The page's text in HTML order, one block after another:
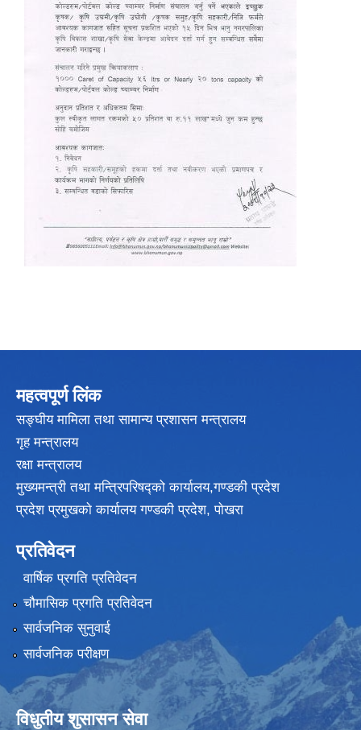
महत्वपूर्ण लिंक
सङ्घीय मामिला तथा सामान्य प्रशासन मन्त्रालय
गृह मन्त्रालय
रक्षा मन्त्रालय
मुख्यमन्त्री तथा मन्त्रिपरिषद्को कार्यालय,गण्डकी प्रदेश
प्रदेश प्रमुखकाे कार्यालय गण्डकी प्रदेश, पाेखरा
प्रतिवेदन
वार्षिक प्रगति प्रतिवेदन
चौमासिक प्रगति प्रतिवेदन
सार्वजनिक सुनुवाई
सार्वजनिक परीक्षण
विधुतीय शुसासन सेवा